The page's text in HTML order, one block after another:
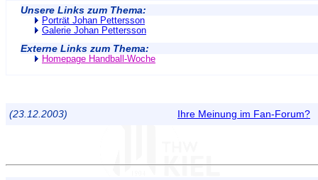
Unsere Links zum Thema:
Porträt Johan Pettersson
Galerie Johan Pettersson
Externe Links zum Thema:
Homepage Handball-Woche
(23.12.2003) Ihre Meinung im Fan-Forum?